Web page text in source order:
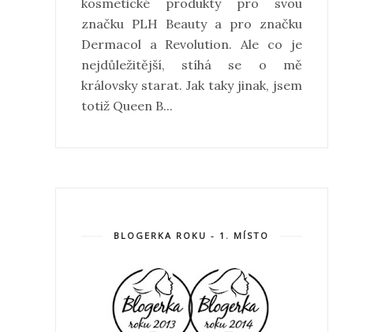
kosmetické produkty pro svou
značku PLH Beauty a pro značku
Dermacol a Revolution. Ale co je
nejdůležitější, stíhá se o mě
královsky starat. Jak taky jinak, jsem
totiž Queen B...
BLOGERKA ROKU - 1. MÍSTO